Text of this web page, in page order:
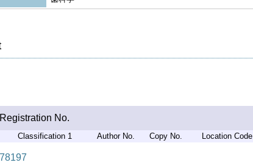
Registration No.
Classification 1 Author No. Copy No. Location Code
78197